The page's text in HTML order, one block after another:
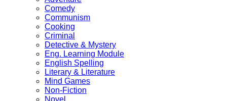
Comedy
Communism
Cooking
Criminal
Detective & Mystery
Eng. Learning Module
English Spelling
Literary & Literature
Mind Games
Non-Fiction
Novel